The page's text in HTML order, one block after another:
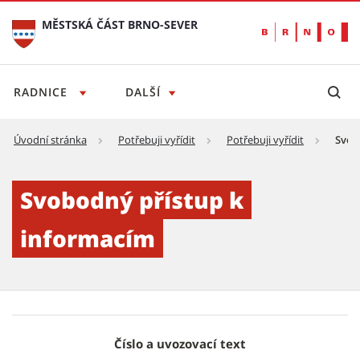
MĚSTSKÁ ČÁST BRNO-SEVER
RADNICE DALŠÍ
Úvodní stránka Potřebuji vyřídit Potřebuji vyřídit
Svobodný přístup k
informacím
Číslo a uvozovací text